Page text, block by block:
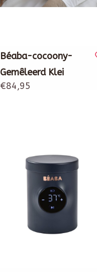
Béaba-cocoony-
Gemêleerd Klei
€84,95